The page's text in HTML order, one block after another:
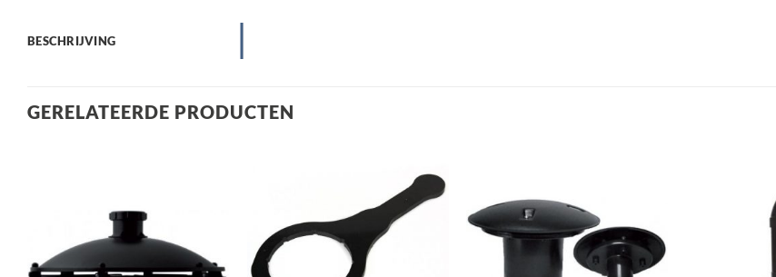
BESCHRIJVING
GERELATEERDE PRODUCTEN
Toevoegen
aan
verlanglijst